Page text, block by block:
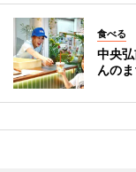
食べる
中央
んの